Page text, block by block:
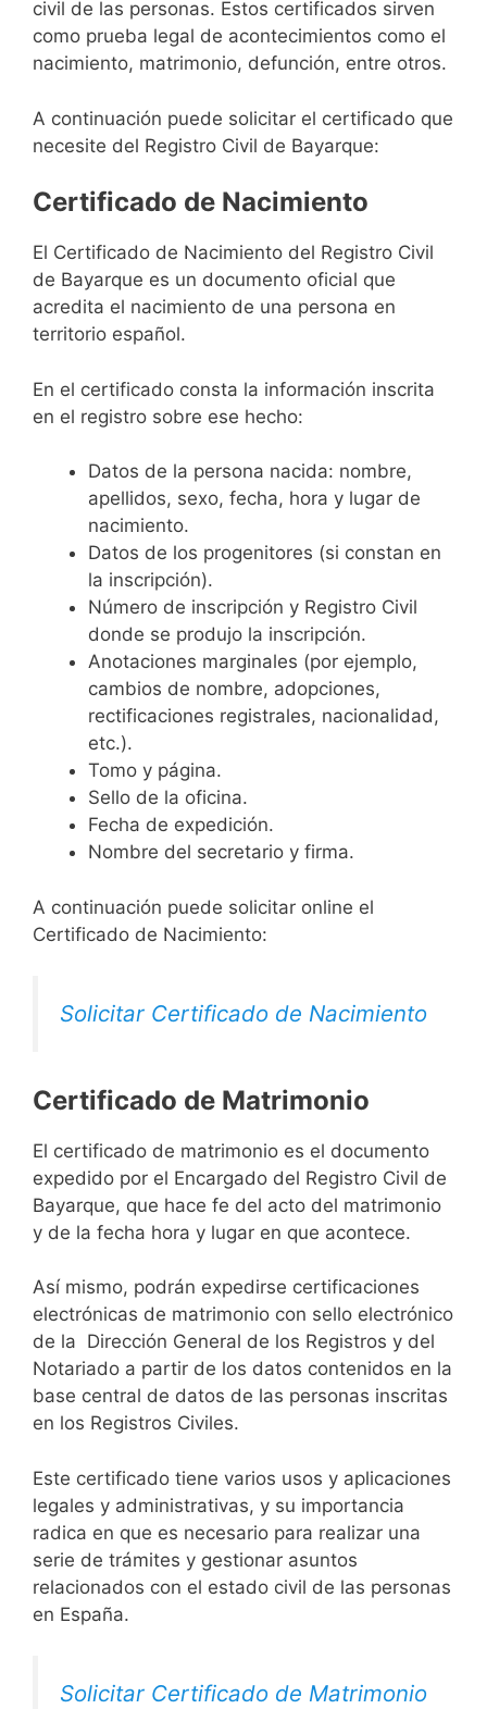
civil de las personas. Estos certificados sirven
como prueba legal de acontecimientos como el
nacimiento, matrimonio, defunción, entre otros.
A continuación puede solicitar el certificado que
necesite del Registro Civil de Bayarque:
Certificado de Nacimiento
El Certificado de Nacimiento del Registro Civil
de Bayarque es un documento oficial que
acredita el nacimiento de una persona en
territorio español.
En el certificado consta la información inscrita
en el registro sobre ese hecho:
Datos de la persona nacida: nombre,
apellidos, sexo, fecha, hora y lugar de
nacimiento.
Datos de los progenitores (si constan en
la inscripción).
Número de inscripción y Registro Civil
donde se produjo la inscripción.
Anotaciones marginales (por ejemplo,
cambios de nombre, adopciones,
rectificaciones registrales, nacionalidad,
etc.).
Tomo y página.
Sello de la oficina.
Fecha de expedición.
Nombre del secretario y firma.
A continuación puede solicitar online el
Certificado de Nacimiento:
Solicitar Certificado de Nacimiento
Certificado de Matrimonio
El certificado de matrimonio es el documento
expedido por el Encargado del Registro Civil de
Bayarque, que hace fe del acto del matrimonio
y de la fecha hora y lugar en que acontece.
Así mismo, podrán expedirse certificaciones
electrónicas de matrimonio con sello electrónico
de la Dirección General de los Registros y del
Notariado a partir de los datos contenidos en la
base central de datos de las personas inscritas
en los Registros Civiles.
Este certificado tiene varios usos y aplicaciones
legales y administrativas, y su importancia
radica en que es necesario para realizar una
serie de trámites y gestionar asuntos
relacionados con el estado civil de las personas
en España.
Solicitar Certificado de Matrimonio